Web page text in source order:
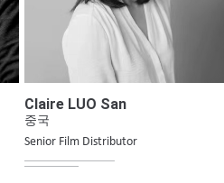
Claire LUO San
중국
Senior Film Distributor